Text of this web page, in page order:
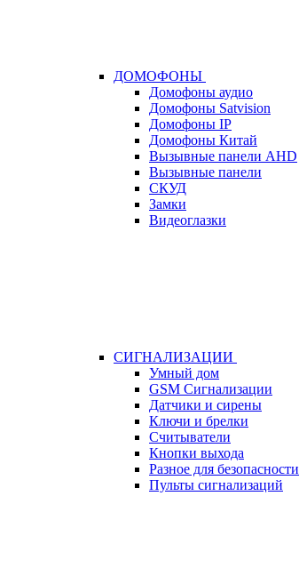
ДОМОФОНЫ
Домофоны аудио
Домофоны Satvision
Домофоны IP
Домофоны Китай
Вызывные панели AHD
Вызывные панели
СКУД
Замки
Видеоглазки
СИГНАЛИЗАЦИИ
Умный дом
GSM Сигнализации
Датчики и сирены
Ключи и брелки
Считыватели
Кнопки выхода
Разное для безопасности
Пульты сигнализаций